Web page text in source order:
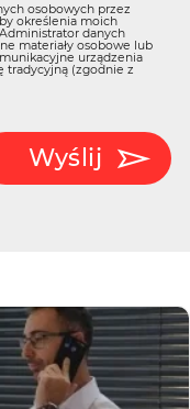
osobowych przez
określenia moich
danych
materiały osobowe lub
urządzenia
tradycyjną (zgodnie z
Wyślij